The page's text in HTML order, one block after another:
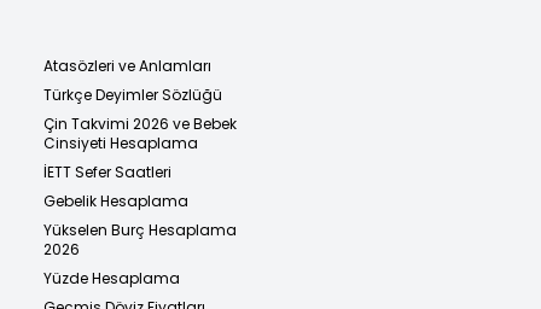
Atasözleri ve Anlamları
Türkçe Deyimler Sözlüğü
Çin Takvimi 2026 ve Bebek
Cinsiyeti Hesaplama
İETT Sefer Saatleri
Gebelik Hesaplama
Yükselen Burç Hesaplama
2026
Yüzde Hesaplama